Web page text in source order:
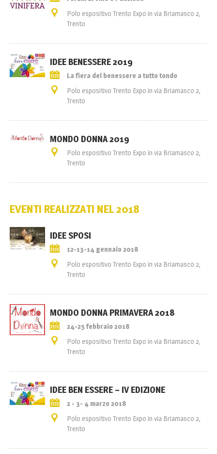
Polo espositivo Trento Expo in via Briamasco 2,
Trento
IDEE BENESSERE 2019
La fiera del benessere a tutto tondo
Polo espositivo Trento Expo in via Briamasco 2,
Trento
MONDO DONNA 2019
Polo espositivo Trento Expo in via Briamasco 2,
Trento
EVENTI REALIZZATI NEL 2018
IDEE SPOSI
12-13-14 gennaio 2018
Polo espositivo Trento Expo in via Briamasco 2,
Trento
MONDO DONNA PRIMAVERA 2018
24-25 febbraio 2018
Polo espositivo Trento Expo in via Briamasco 2,
Trento
IDEE BEN ESSERE – IV EDIZIONE
2 - 3- 4 marzo 2018
Polo espositivo Trento Expo in via Briamasco 2,
Trento